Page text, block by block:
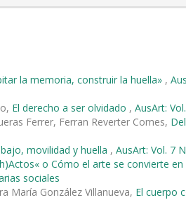
la memoria, construir la huella» ,
El derecho a ser olvidado , AusArt:
Ferrer, Ferran Reverter Comes,
movilidad y huella , AusArt: Vol. 7
o Cómo el arte se convierte
sociales
María González Villanueva, El cuerpo